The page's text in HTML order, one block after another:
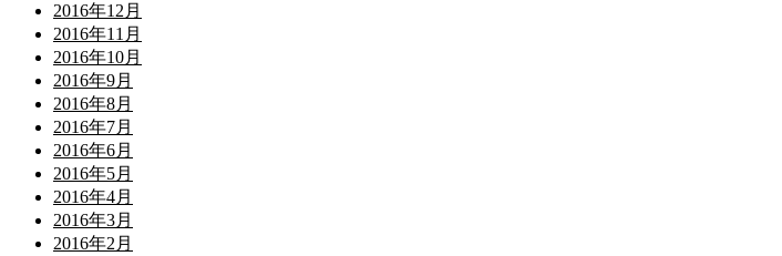
2016年12月
2016年11月
2016年10月
2016年9月
2016年8月
2016年7月
2016年6月
2016年5月
2016年4月
2016年3月
2016年2月